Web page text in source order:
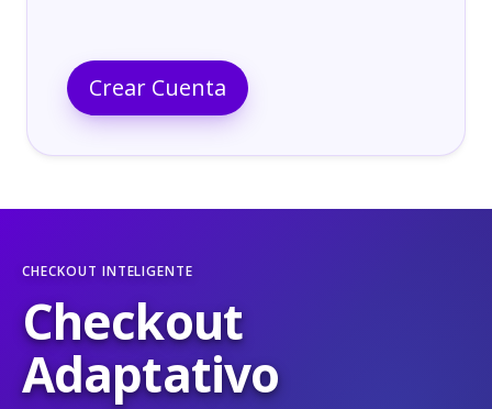
Crear Cuenta
CHECKOUT INTELIGENTE
Checkout
Adaptativo